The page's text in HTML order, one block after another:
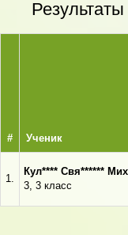
# Ученик
1.
Кул**** Свя******
3, 3 класс